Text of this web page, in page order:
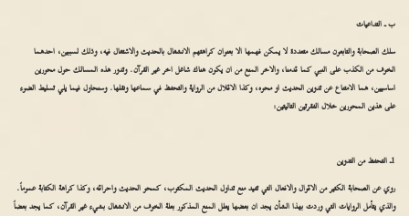
ب ـ التداعيات
سلك الصحابة والتابعون مسالك متعددة لا يمكن فهمها الا بعنوان كراهتهم الانشغال بالحديث والاشتغال فيه، وذلك لسببين، احدهما
الخوف من الكذب على النبي كما قدمنا، والاخر المنع من ان يكون هناك شاغل اخر غير القرآن. وتدور هذه المسالك حول محورين
اساسيين، هما الامتناع عن تدوين الحديث او محوه، وكذا الاقلال من الرواية والتحفظ في سماعها ونقلها. وسنحاول فيما يلي تسليط الضوء
على هذين المحورين خلال الفقرتين التاليتين:
1ـ التحفظ من التدوين
روي عن الصحابة الكثير من الاقوال والافعال التي تفيد منع تداول الحديث المكتوب، كمحو الحديث واحراقه، وكذا كراهة الكتابة عموماً.
والذي يتأمل الروايات التي وردت بهذا الشأن يجد ان بعضها يعلل المنع المذكور بعلة الخوف من الانشغال بشيء غير القرآن، كما يجد بعضاً